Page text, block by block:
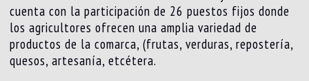
cuenta con la participación de 26 puestos fijos donde
los agricultores ofrecen una amplia variedad de
productos de la comarca, (frutas, verduras, repostería,
quesos, artesanía, etcétera.